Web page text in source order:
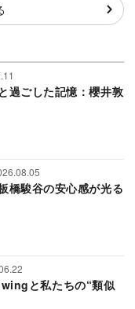
過ごした記憶：櫻井敦
橋駿谷の安心感が光る
と私たちの“類似